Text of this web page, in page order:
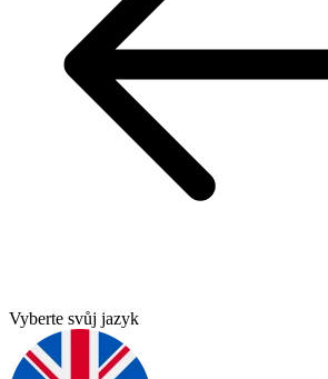
Vyberte svůj jazyk